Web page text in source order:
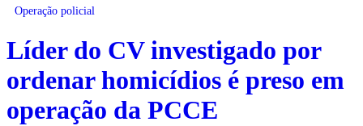
Operação policial
Líder do CV investigado por
ordenar homicídios é preso em
operação da PCCE